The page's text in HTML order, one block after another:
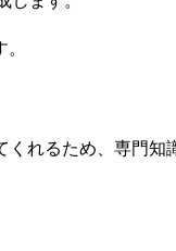
れるため、専門知